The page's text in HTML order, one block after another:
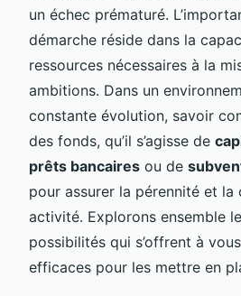
un échec prématuré.
démarche réside dans la
ressources nécessaires à la
ambitions. Dans un
constante évolution, savoir
des fonds, qu’il s’agisse de
prêts bancaires ou de
pour assurer la pérennité et
activité. Explorons ensemble
possibilités qui s’offrent à
efficaces pour les mettre en